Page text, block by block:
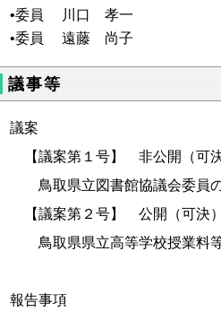
•委員 川口 孝一
•委員 遠藤 尚子
議事等
議案
【議案第１号】 非公開（可決
鳥取県立図書館協議会委員
【議案第２号】 公開（可決
鳥取県県立高等学校授業料等
報告事項